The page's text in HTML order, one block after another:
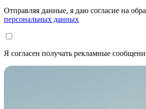
Отправляя данные, я даю согласие на
персональных данных
Я согласен получать рекламные